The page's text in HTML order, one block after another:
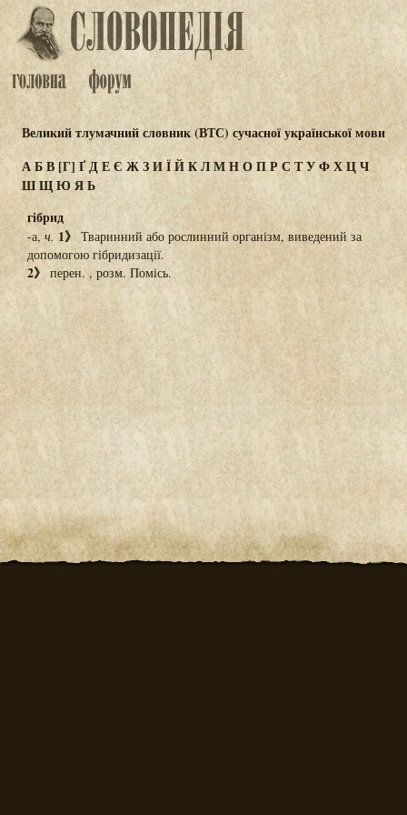
Великий тлумачний словник (ВТС) сучасної української мови
АБВ[Г] ҐДЕЄ ЖЗИЇЙКЛМНОПР СТУФХЦЧ
ШЩЮЯЬ
гібрид
-а, ч. 1》 Тваринний або рослинний організм, виведений за
допомогою гібридизації.
2》 перен. , розм. Помісь.